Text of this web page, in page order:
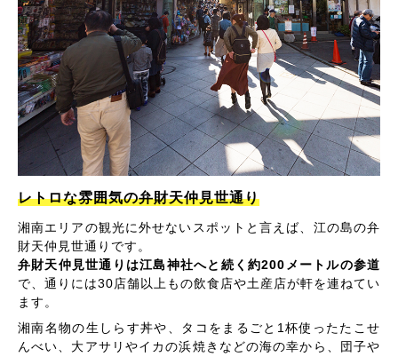
レトロな雰囲気の弁財天仲見世通り
湘南エリアの観光に外せないスポットと言えば、江の島の弁
財天仲見世通りです。
弁財天仲見世通りは江島神社へと続く約200メートルの参道
で、通りには30店舗以上もの飲食店や土産店が軒を連ねてい
ます。
湘南名物の生しらす丼や、タコをまるごと1杯使ったたこせ
んべい、大アサリやイカの浜焼きなどの海の幸から、団子や